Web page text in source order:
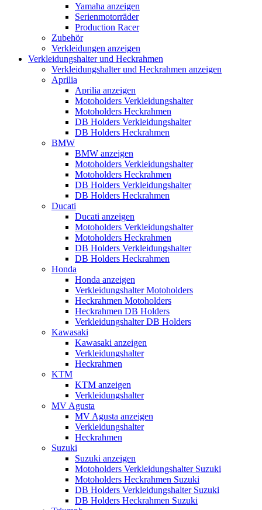
Yamaha anzeigen
Serienmotorräder
Production Racer
Zubehör
Verkleidungen anzeigen
Verkleidungshalter und Heckrahmen
Verkleidungshalter und Heckrahmen anzeigen
Aprilia
Aprilia anzeigen
Motoholders Verkleidungshalter
Motoholders Heckrahmen
DB Holders Verkleidungshalter
DB Holders Heckrahmen
BMW
BMW anzeigen
Motoholders Verkleidungshalter
Motoholders Heckrahmen
DB Holders Verkleidungshalter
DB Holders Heckrahmen
Ducati
Ducati anzeigen
Motoholders Verkleidungshalter
Motoholders Heckrahmen
DB Holders Verkleidungshalter
DB Holders Heckrahmen
Honda
Honda anzeigen
Verkleidungshalter Motoholders
Heckrahmen Motoholders
Heckrahmen DB Holders
Verkleidungshalter DB Holders
Kawasaki
Kawasaki anzeigen
Verkleidungshalter
Heckrahmen
KTM
KTM anzeigen
Verkleidungshalter
MV Agusta
MV Agusta anzeigen
Verkleidungshalter
Heckrahmen
Suzuki
Suzuki anzeigen
Motoholders Verkleidungshalter Suzuki
Motoholders Heckrahmen Suzuki
DB Holders Verkleidungshalter Suzuki
DB Holders Heckrahmen Suzuki